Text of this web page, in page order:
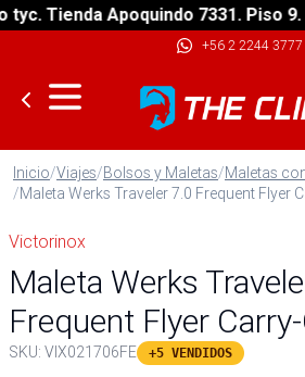
Tienda Apoquindo 7331. Piso 9.
+56 2 2244 3777
Inicio/Viajes/Bolsos y Maletas/Maletas
/Maleta Werks Traveler 7.0 Frequent Flyer
Victorinox
Maleta Werks
Frequent Flyer
SKU: VIX021706FE +5 VENDIDOS